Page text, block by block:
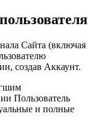
Сайта (включая
создав Аккаунт.
Пользователь
и полные